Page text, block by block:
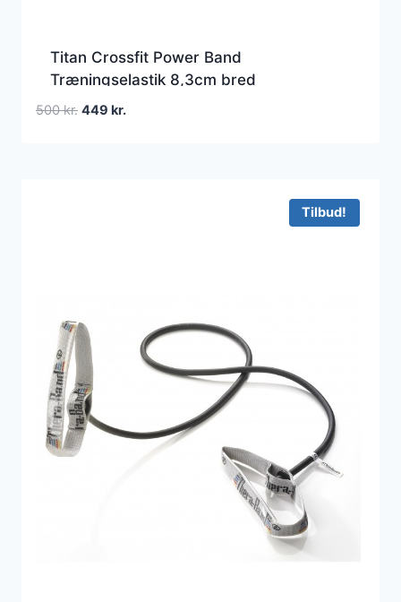
Titan Crossfit Power Band
Træningselastik 8,3cm bred
500kr. Den
449 kr.Den
Tilbud!